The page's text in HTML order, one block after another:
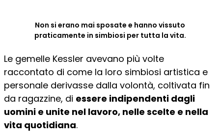
Non si erano mai sposate e hanno vissuto
praticamente in simbiosi per tutta la vita.
Le gemelle Kessler avevano più volte
raccontato di come la loro simbiosi artistica e
personale derivasse dalla volontà, coltivata fin
da ragazzine, di essere indipendenti dagli
uomini e unite nel lavoro, nelle scelte e nella
vita quotidiana.